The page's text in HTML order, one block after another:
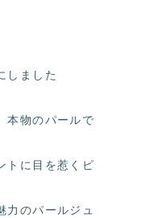
しました
本物のパールで
トに目を惹くピ
力のパールジュ